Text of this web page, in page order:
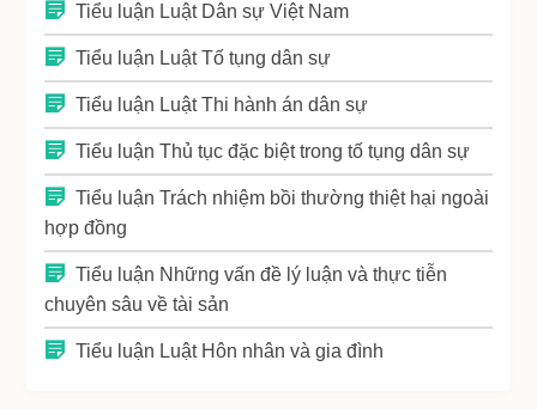
Tiểu luận Luật Dân sự Việt Nam
Tiểu luận Luật Tố tụng dân sự
Tiểu luận Luật Thi hành án dân sự
Tiểu luận Thủ tục đặc biệt trong tố tụng dân sự
Tiểu luận Trách nhiệm bồi thường thiệt hại ngoài
hợp đồng
Tiểu luận Những vấn đề lý luận và thực tiễn
chuyên sâu về tài sản
Tiểu luận Luật Hôn nhân và gia đình